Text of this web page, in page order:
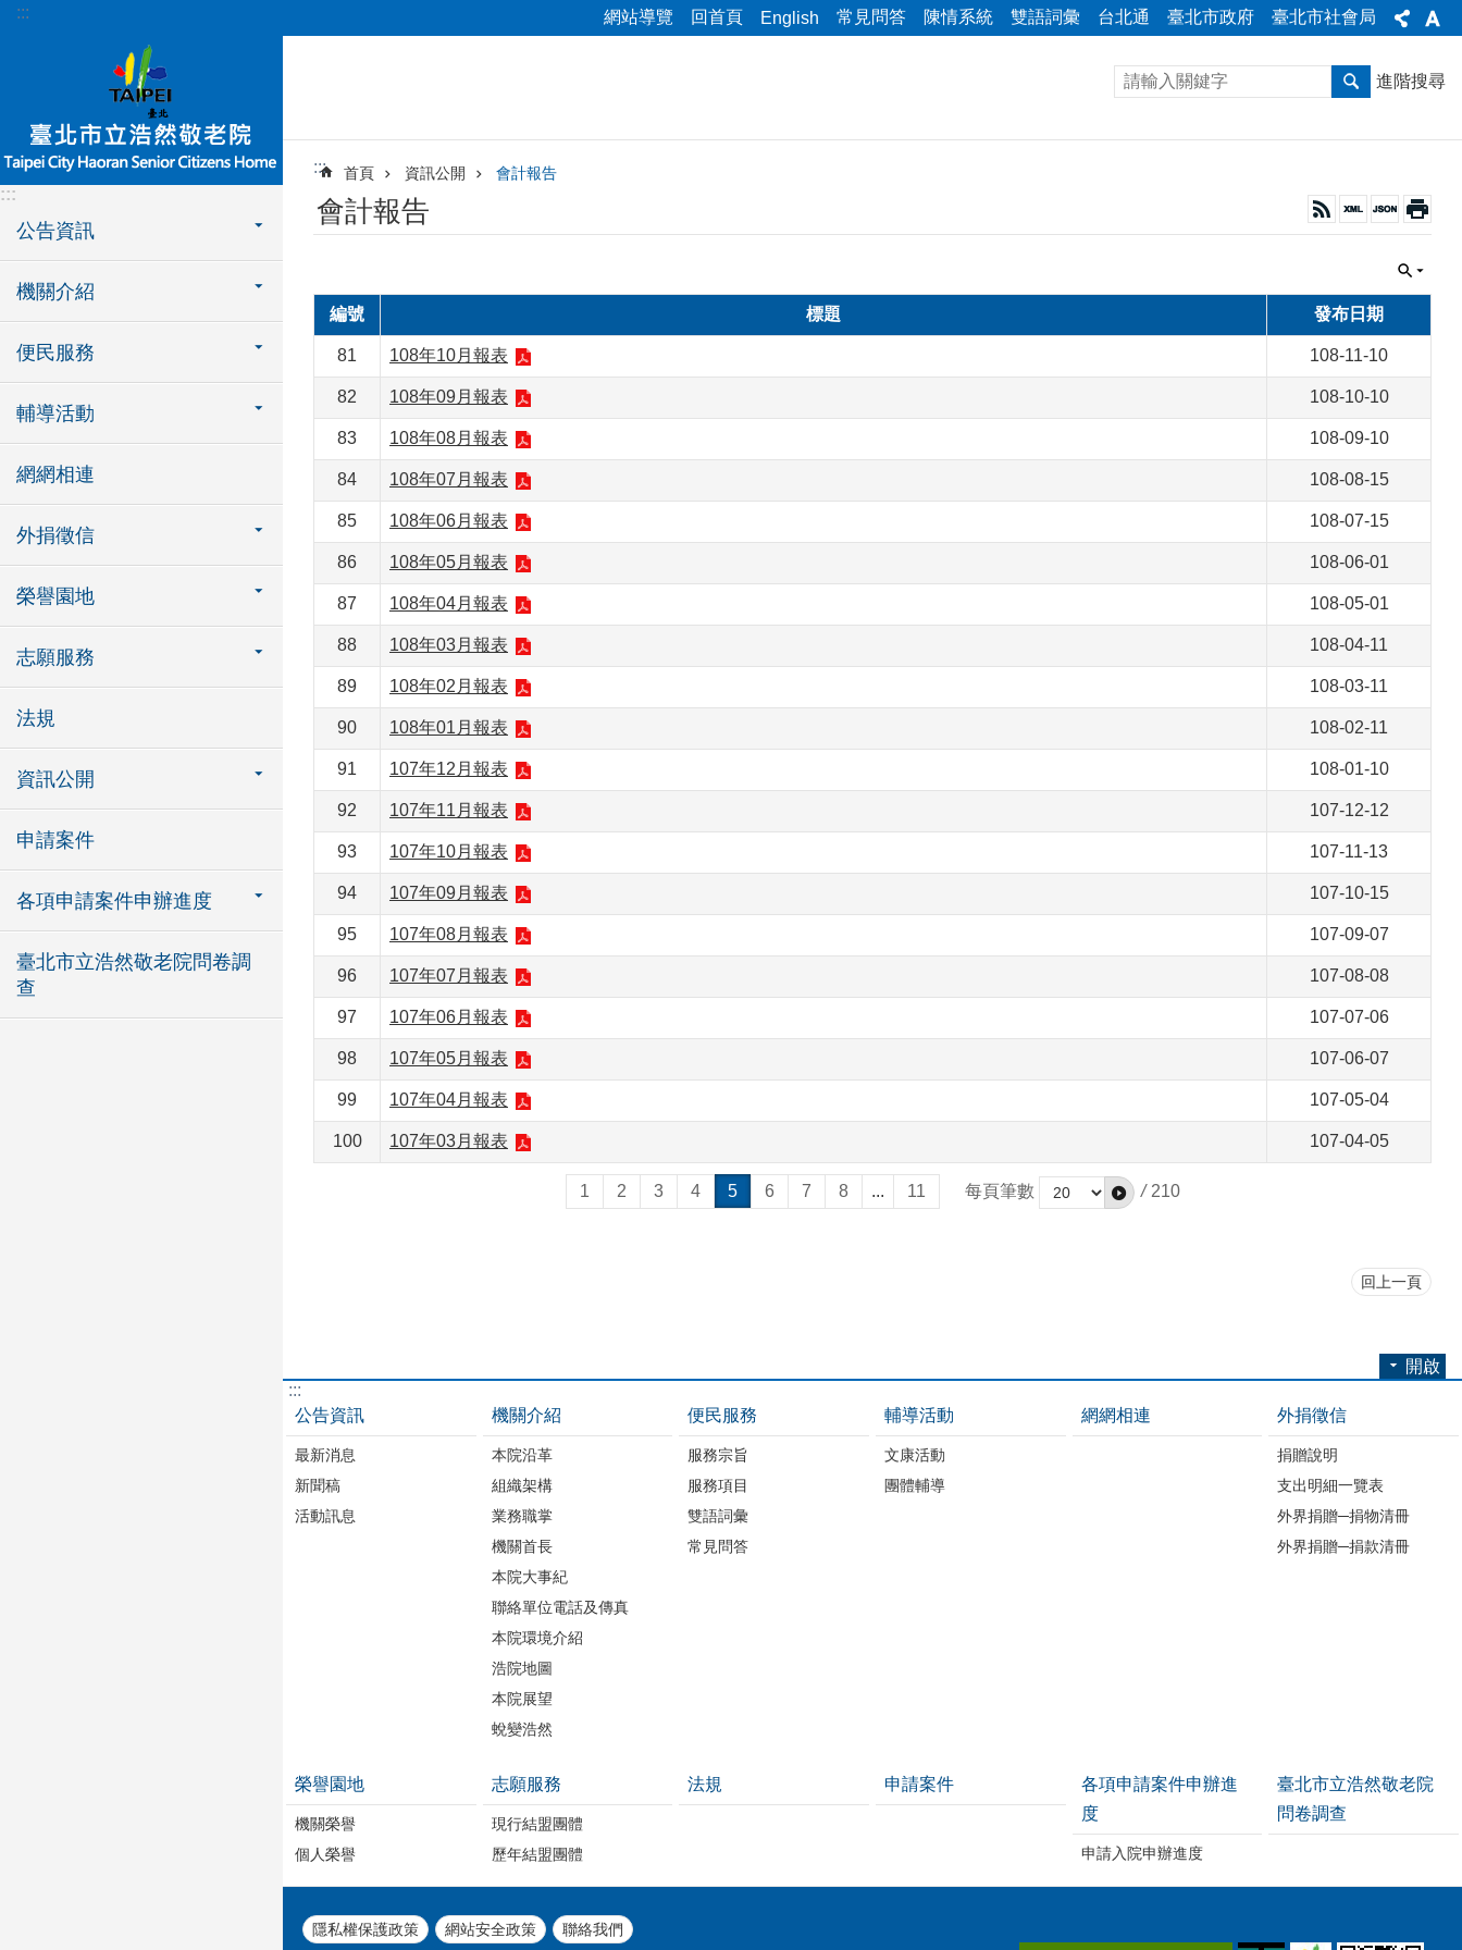
跳到主要內容區塊
::: 網站導覽 回首頁 English 常見問答 陳情系統 雙語詞彙 台北通 臺北市政府 臺北市社會局
:::
公告資訊
機關介紹
便民服務
輔導活動
網網相連
外捐徵信
榮譽園地
志願服務
法規
資訊公開
申請案件
各項申請案件申辦進度
臺北市立浩然敬老院問卷調
查
進階搜尋
::: 首頁 資訊公開 會計報告
會計報告
編號 標題 發布日期
81 108年10月報表 108-11-10
82 108年09月報表 108-10-10
83 108年08月報表 108-09-10
84 108年07月報表 108-08-15
85 108年06月報表 108-07-15
86 108年05月報表 108-06-01
87 108年04月報表 108-05-01
88 108年03月報表 108-04-11
89 108年02月報表 108-03-11
90 108年01月報表 108-02-11
91 107年12月報表 108-01-10
92 107年11月報表 107-12-12
93 107年10月報表 107-11-13
94 107年09月報表 107-10-15
95 107年08月報表 107-09-07
96 107年07月報表 107-08-08
97 107年06月報表 107-07-06
98 107年05月報表 107-06-07
99 107年04月報表 107-05-04
100 107年03月報表 107-04-05
1 2 3 4 5 6 7 8 ... 11 每頁筆數 / 210
回上一頁
開啟
:::
公告資訊
最新消息
新聞稿
活動訊息
機關介紹
本院沿革
組織架構
業務職掌
機關首長
本院大事紀
聯絡單位電話及傳真
本院環境介紹
浩院地圖
本院展望
蛻變浩然
便民服務
服務宗旨
服務項目
雙語詞彙
常見問答
輔導活動
文康活動
團體輔導
網網相連 外捐徵信
捐贈說明
支出明細一覽表
外界捐贈─捐物清冊
外界捐贈─捐款清冊
榮譽園地
機關榮譽
個人榮譽
志願服務
現行結盟團體
歷年結盟團體
法規 申請案件
各項申請案件申辦進
度
申請入院申辦進度
臺北市立浩然敬老院
問卷調查
隱私權保護政策 網站安全政策 聯絡我們